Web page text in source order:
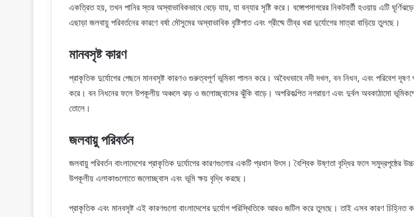
একত্রিত হয়, তখন পানির স্তর অস্বাভাবিকভাবে বেড়ে যায়, যা বন্যার সৃষ্টি করে। বঙ্গোপসাগরের নিকটবর্তী হওয়ায় এটি
এছাড়া জলবায়ু পরিবর্তনের কারণে বর্ষা মৌসুমের অস্বাভাবিক বৃষ্টিপাত এবং গ্রীষ্মে তীব্র খরা দুর্যোগের মাত্রা বাড়িয়ে তুলছে।
মানবসৃষ্ট কারণ
প্রাকৃতিক দুর্যোগের পেছনে মানবসৃষ্ট কারণও গুরুত্বপূর্ণ ভূমিকা পালন করে। অবৈধভাবে নদী দখল, বন নিধন, এবং পরিবেশ দূষণ
করে। বন নিধনের ফলে উপকূলীয় অঞ্চলে ঝড় ও জলোচ্ছ্বাসের ঝুঁকি বাড়ে। অপরিকল্পিত নগরায়ণ এবং দুর্বল অবকাঠামো
তোলে।
জলবায়ু পরিবর্তন
জলবায়ু পরিবর্তন বাংলাদেশের প্রাকৃতিক দুর্যোগের কারণগুলোর একটি প্রধান উৎস। বৈশ্বিক উষ্ণতা বৃদ্ধির ফলে সমুদ্রপৃষ্ঠের
উপকূলীয় এলাকাগুলোতে জলোচ্ছ্বাস এবং ভূমি ক্ষয় বৃদ্ধি করছে।
প্রাকৃতিক এবং মানবসৃষ্ট এই কারণগুলো বাংলাদেশের দুর্যোগ পরিস্থিতিকে আরও জটিল করে তুলছে। তাই এসব কারণ চিহ্নিত